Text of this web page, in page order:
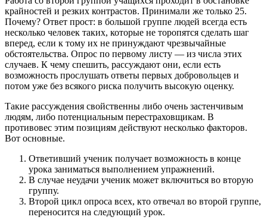
крайностей и резких контрастов. Принимали же только 25.
Почему? Ответ прост: в большой группе людей всегда есть
несколько человек таких, которые не торопятся сделать шаг
вперед, если к тому их не принуждают чрезвычайные
обстоятельства. Опрос по первому листу — из числа этих
случаев. К чему спешить, рассуждают они, если есть
возможность прослушать ответы первых добровольцев и
потом уже без всякого риска получить высокую оценку.
Такие рассуждения свойственны либо очень застенчивым
людям, либо потенциальным перестраховщикам. В
противовес этим позициям действуют несколько факторов.
Вот основные.
Ответивший ученик получает возможность в конце
урока заниматься выполнением упражнений.
В случае неудачи ученик может включиться во вторую
группу.
Второй цикл опроса всех, кто отвечал во второй группе,
переносится на следующий урок.